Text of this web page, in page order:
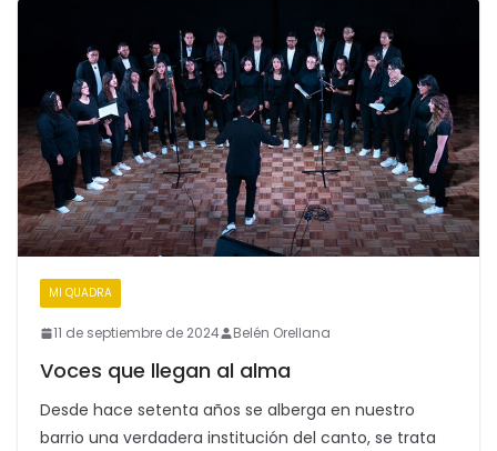
MI QUADRA
11 de septiembre de 2024 Belén Orellana
Voces que llegan al alma
Desde hace setenta años se alberga en nuestro
barrio una verdadera institución del canto, se trata